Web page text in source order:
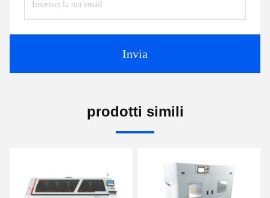
Invia
prodotti simili